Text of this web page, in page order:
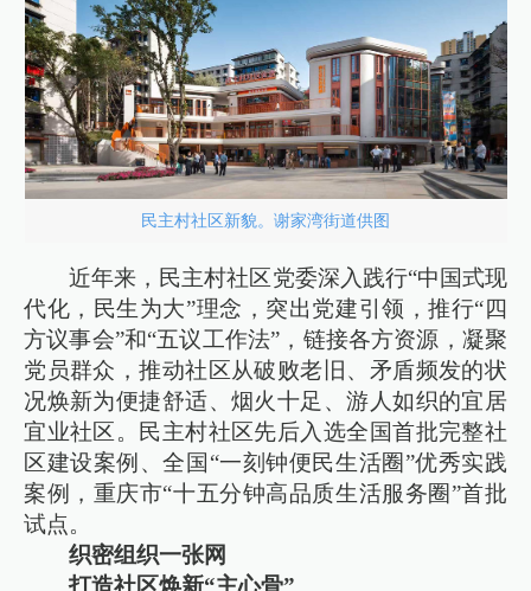
民主村社区新貌。谢家湾街道供图
近年来，民主村社区党委深入践行“中国式现
代化，民生为大”理念，突出党建引领，推行“四
方议事会”和“五议工作法”，链接各方资源，凝聚
党员群众，推动社区从破败老旧、矛盾频发的状
况焕新为便捷舒适、烟火十足、游人如织的宜居
宜业社区。民主村社区先后入选全国首批完整社
区建设案例、全国“一刻钟便民生活圈”优秀实践
案例，重庆市“十五分钟高品质生活服务圈”首批
试点。
织密组织一张网
打造社区焕新“主心骨”